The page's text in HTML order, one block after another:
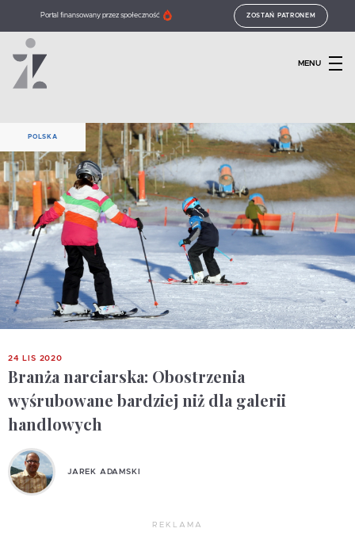
Portal finansowany przez społeczność ZOSTAŃ PATRONEM
MENU
POLSKA
24 LIS 2020
Branża narciarska: Obostrzenia
wyśrubowane bardziej niż dla galerii
handlowych
JAREK ADAMSKI
REKLAMA